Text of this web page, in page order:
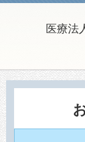
医療法